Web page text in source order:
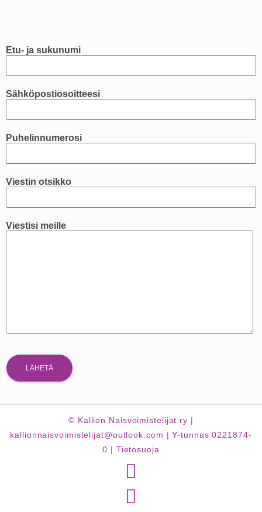
Etu- ja sukunumi
Sähköpostiosoitteesi
Puhelinnumerosi
Viestin otsikko
Viestisi meille
© Kallion Naisvoimistelijat ry |
kallionnaisvoimistelijat@outlook.com | Y-tunnus 0221874-
0 | Tietosuoja